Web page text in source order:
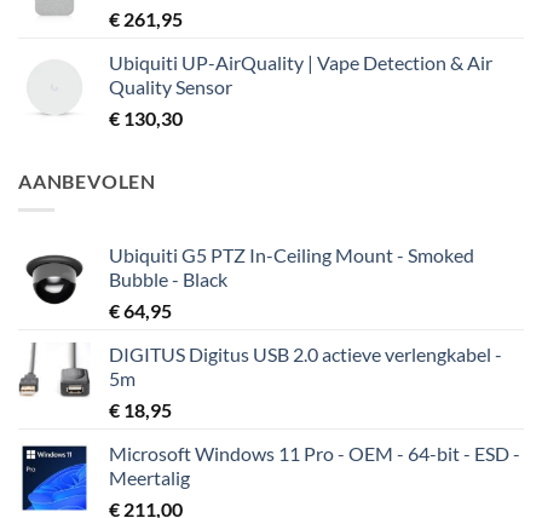
€ 261,95
Ubiquiti UP-AirQuality | Vape Detection & Air
Quality Sensor
€ 130,30
AANBEVOLEN
Ubiquiti G5 PTZ In-Ceiling Mount - Smoked
Bubble - Black
€64,95
DIGITUS Digitus USB 2.0 actieve verlengkabel -
5m
€ 18,95
Microsoft Windows 11 Pro - OEM - 64-bit - ESD -
Meertalig
€ 211,00